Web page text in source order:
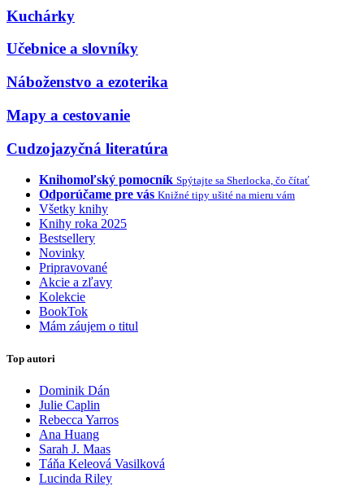
Kuchárky
Učebnice a slovníky
Náboženstvo a ezoterika
Mapy a cestovanie
Cudzojazyčná literatúra
Knihomoľský pomocník Spýtajte sa Sherlocka, čo čítať
Odporúčame pre vás Knižné tipy ušité na mieru vám
Všetky knihy
Knihy roka 2025
Bestsellery
Novinky
Pripravované
Akcie a zľavy
Kolekcie
BookTok
Mám záujem o titul
Top autori
Dominik Dán
Julie Caplin
Rebecca Yarros
Ana Huang
Sarah J. Maas
Táňa Keleová Vasilková
Lucinda Riley